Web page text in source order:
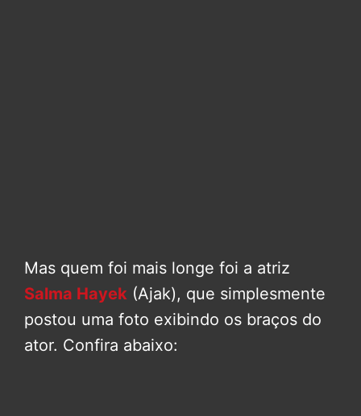
Mas quem foi mais longe foi a atriz
Salma Hayek (Ajak), que simplesmente
postou uma foto exibindo os braços do
ator. Confira abaixo: